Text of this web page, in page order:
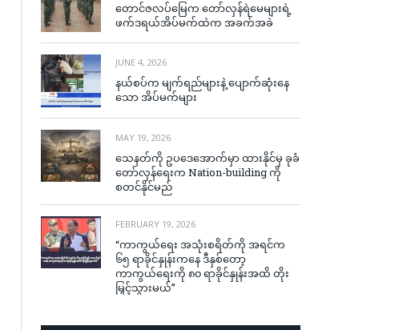
တောင်ဇလပ်မြေက တော်လှန်ရဲမေများရဲ့
ဖက်ဒရယ်အိပ်မက်ထဲက အခက်အခဲ
JUNE 4, 2026
နယ်စပ်က မျက်ရည်များနဲ့ ပျောက်ဆုံးနေ
သော အိပ်မက်များ
MAY 19, 2026
သေနတ်ကို ဥပဒေအောက်မှာ ထားနိုင်မှ ခုခံ
တော်လှန်ရေးက Nation-building ကို
စတင်နိုင်မည်
FEBRUARY 19, 2026
“ကာကွယ်ရေး အသုံးစရိတ်ကို အရင်က
၆၅ ရာခိုင်နှုန်းကနေ ဒီနှစ်တော့
ကာကွယ်ရေးကို ၈၀ ရာခိုင်နှုန်းအထိ တိုး
မြှင့်သွားမယ်”